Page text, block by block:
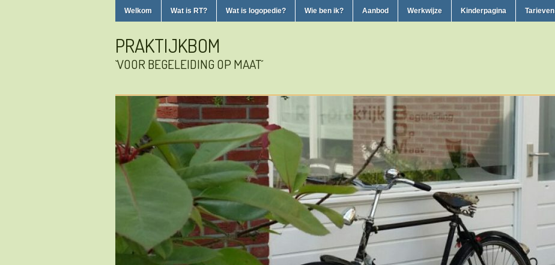
Welkom Wat is RT? Wat is logopedie? Wie ben ik? Aanbod Werkwijze Kinderpagina Tarieven
PRAKTIJKBOM
`VOOR BEGELEIDING OP MAAT´